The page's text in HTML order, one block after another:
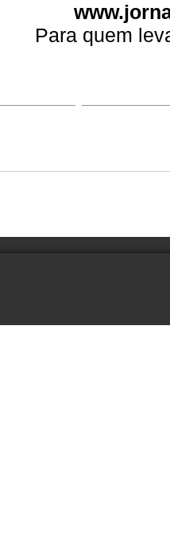
Para quem